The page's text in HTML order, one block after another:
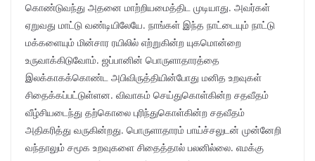
கொண்டுவந்து அதனை மாற்றியமைத்திட முடியாது. அவர்கள்
ஏறுவது மாட்டு வண்டியிலேயே. நாங்கள் இந்த நாட்டையும் நாட்டு
மக்களையும் மின்சார ரயிலில் எற்றுகின்ற யுகமொன்றை
உருவாக்கிடுவோம். ஜப்பானின் பொருளாதாரத்தை
இலக்காகக்கொண்ட அபிவிருத்தியின்போது மனித உறவுகள்
சிதைக்கப்பட்டுள்ளன. விவாகம் செய்துகொள்கின்ற சதவீதம்
வீழ்சியடைந்து தற்கொலை புரிந்துகொள்கின்ற சதவீதம்
அதிகரித்து வருகின்றது. பொருளாதாரம் பாய்ச்சலுடன் முன்னேறி
வந்தாலும் சமூக உறவுகளை சிதைத்தால் பலனில்லை. எமக்கு